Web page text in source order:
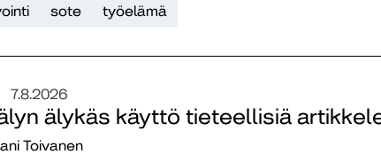
sote työelämä
7.8.2026
älykäs käyttö tieteellisiä
Toivanen